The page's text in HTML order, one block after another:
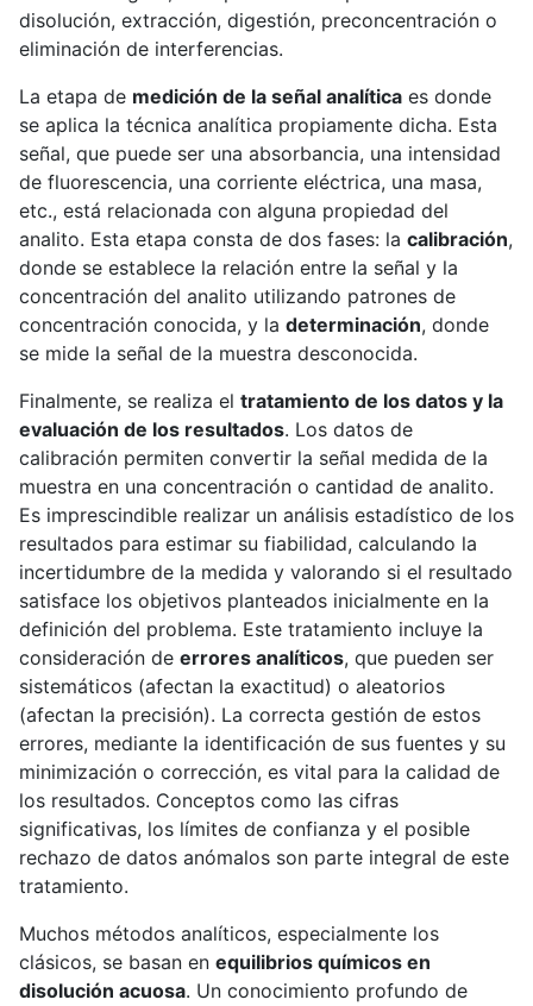
disolución, extracción, digestión, preconcentración o
eliminación de interferencias.
La etapa de medición de la señal analítica es donde
se aplica la técnica analítica propiamente dicha. Esta
señal, que puede ser una absorbancia, una intensidad
de fluorescencia, una corriente eléctrica, una masa,
etc., está relacionada con alguna propiedad del
analito. Esta etapa consta de dos fases: la calibración,
donde se establece la relación entre la señal y la
concentración del analito utilizando patrones de
concentración conocida, y la determinación, donde
se mide la señal de la muestra desconocida.
Finalmente, se realiza el tratamiento de los datos y la
evaluación de los resultados. Los datos de
calibración permiten convertir la señal medida de la
muestra en una concentración o cantidad de analito.
Es imprescindible realizar un análisis estadístico de los
resultados para estimar su fiabilidad, calculando la
incertidumbre de la medida y valorando si el resultado
satisface los objetivos planteados inicialmente en la
definición del problema. Este tratamiento incluye la
consideración de errores analíticos, que pueden ser
sistemáticos (afectan la exactitud) o aleatorios
(afectan la precisión). La correcta gestión de estos
errores, mediante la identificación de sus fuentes y su
minimización o corrección, es vital para la calidad de
los resultados. Conceptos como las cifras
significativas, los límites de confianza y el posible
rechazo de datos anómalos son parte integral de este
tratamiento.
Muchos métodos analíticos, especialmente los
clásicos, se basan en equilibrios químicos en
disolución acuosa. Un conocimiento profundo de